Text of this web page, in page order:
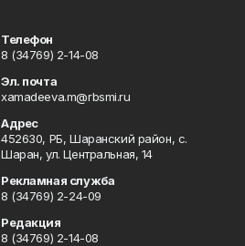
Телефон
8 (34769) 2-14-08
Эл. почта
xamadeeva.m@rbsmi.ru
Адрес
452630, РБ, Шаранский район, с.
Шаран, ул. Центральная, 14
Рекламная служба
8 (34769) 2-24-09
Редакция
8 (34769) 2-14-08